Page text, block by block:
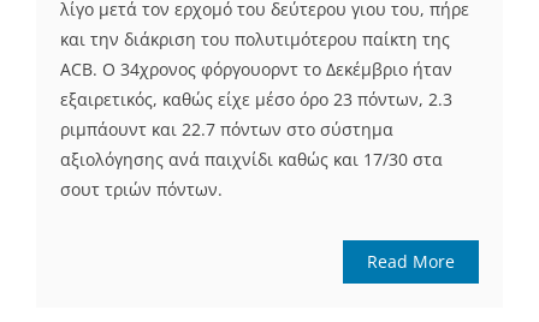
λίγο μετά τον ερχομό του δεύτερου γιου του, πήρε
και την διάκριση του πολυτιμότερου παίκτη της
ACB. Ο 34χρονος φόργουορντ το Δεκέμβριο ήταν
εξαιρετικός, καθώς είχε μέσο όρο 23 πόντων, 2.3
ριμπάουντ και 22.7 πόντων στο σύστημα
αξιολόγησης ανά παιχνίδι καθώς και 17/30 στα
σουτ τριών πόντων.
Read More